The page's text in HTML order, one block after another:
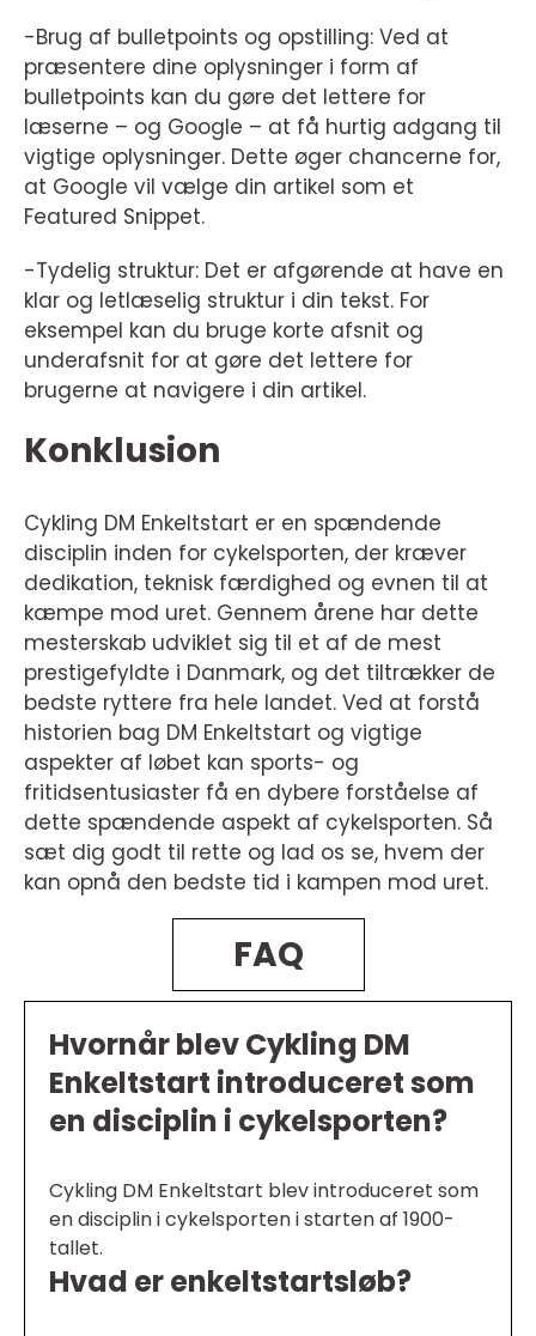
-Brug af bulletpoints og opstilling: Ved at
præsentere dine oplysninger i form af
bulletpoints kan du gøre det lettere for
læserne – og Google – at få hurtig adgang til
vigtige oplysninger. Dette øger chancerne for,
at Google vil vælge din artikel som et
Featured Snippet.
-Tydelig struktur: Det er afgørende at have en
klar og letlæselig struktur i din tekst. For
eksempel kan du bruge korte afsnit og
underafsnit for at gøre det lettere for
brugerne at navigere i din artikel.
Konklusion
Cykling DM Enkeltstart er en spændende
disciplin inden for cykelsporten, der kræver
dedikation, teknisk færdighed og evnen til at
kæmpe mod uret. Gennem årene har dette
mesterskab udviklet sig til et af de mest
prestigefyldte i Danmark, og det tiltrækker de
bedste ryttere fra hele landet. Ved at forstå
historien bag DM Enkeltstart og vigtige
aspekter af løbet kan sports- og
fritidsentusiaster få en dybere forståelse af
dette spændende aspekt af cykelsporten. Så
sæt dig godt til rette og lad os se, hvem der
kan opnå den bedste tid i kampen mod uret.
FAQ
Hvornår blev Cykling DM
Enkeltstart introduceret som
en disciplin i cykelsporten?
Cykling DM Enkeltstart blev introduceret som
en disciplin i cykelsporten i starten af 1900-
tallet.
Hvad er enkeltstartsløb?